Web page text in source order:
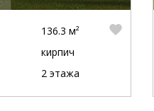
136.3 м²
кирпич
2 этажа